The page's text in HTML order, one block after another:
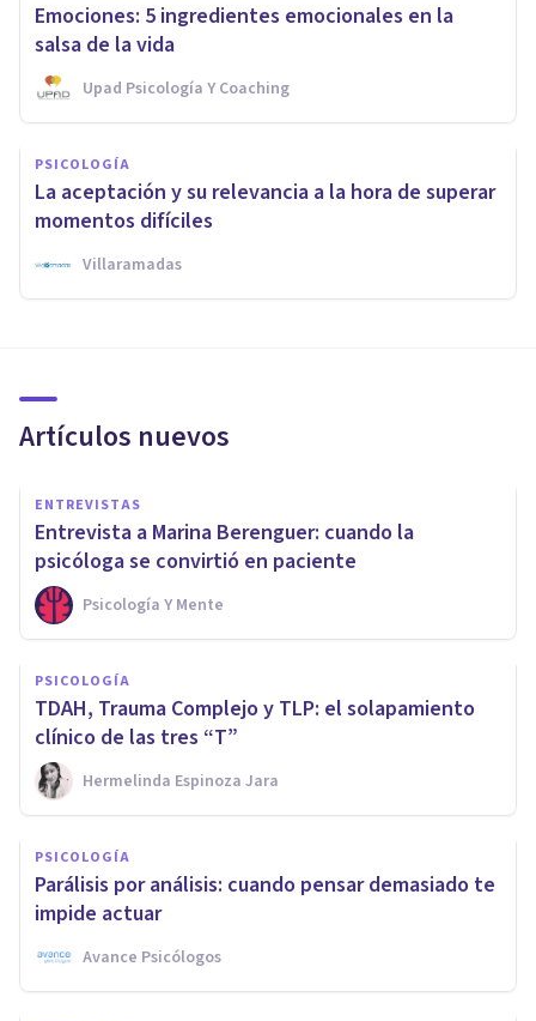
Emociones: 5 ingredientes emocionales en la
salsa de la vida
Upad Psicología Y Coaching
PSICOLOGÍA
La aceptación y su relevancia a la hora de superar
momentos difíciles
Villaramadas
Artículos nuevos
ENTREVISTAS
Entrevista a Marina Berenguer: cuando la
psicóloga se convirtió en paciente
Psicología Y Mente
PSICOLOGÍA
TDAH, Trauma Complejo y TLP: el solapamiento
clínico de las tres “T”
Hermelinda Espinoza Jara
PSICOLOGÍA
Parálisis por análisis: cuando pensar demasiado te
impide actuar
Avance Psicólogos